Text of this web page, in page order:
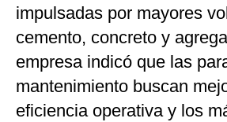
impulsadas por mayores
cemento, concreto y
empresa indicó que las
mantenimiento buscan
eficiencia operativa y los